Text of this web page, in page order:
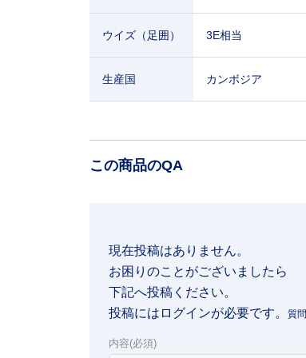
ウイズ（足囲） 3E相当
生産国 カンボジア
この商品のQA
現在投稿はありません。
お困りのことがございましたら
下記へ投稿ください。
投稿にはログインが必要です。
内容(必須)